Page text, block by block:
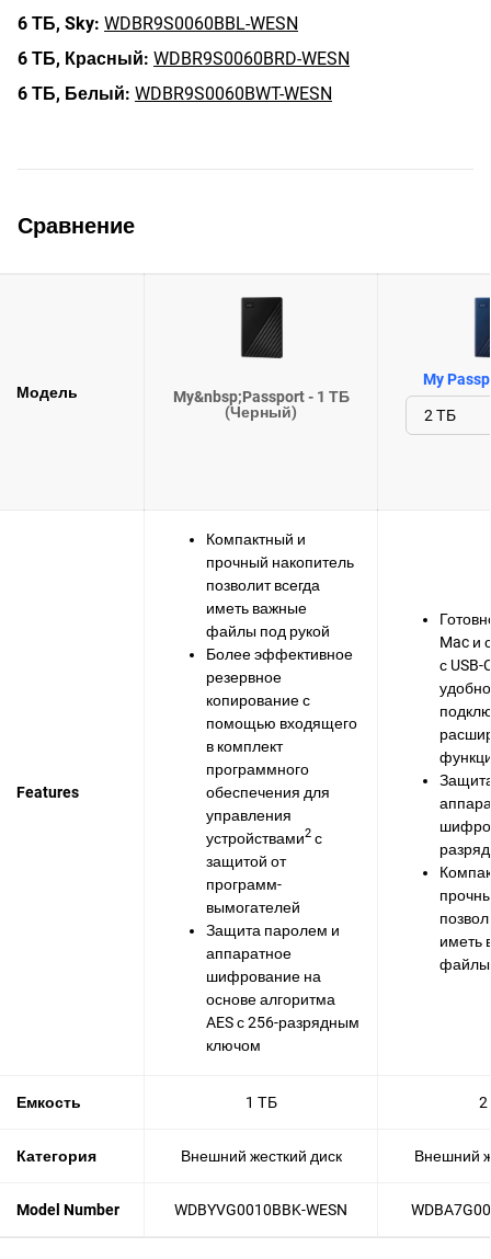
6 ТБ, Sky: WDBR9S0060BBL-WESN
6 ТБ, Красный: WDBR9S0060BRD-WESN
6 ТБ, Белый: WDBR9S0060BWT-WESN
Сравнение
Модель
My&nbsp;Passport - 1 ТБ
(Черный)
My
Features
Компактный и
прочный накопитель
позволит всегда
иметь важные
файлы под рукой
Более эффективное
резервное
копирование с
помощью входящего
в комплект
программного
обеспечения для
управления
устройствами2 с
защитой от
программ-
вымогателей
Защита паролем и
аппаратное
шифрование на
основе алгоритма
AES с 256-разрядным
ключом
Mac и
с
иметь
файлы
Емкость 1 ТБ 2
Категория Внешний жесткий диск Внешний
Model Number WDBYVG0010BBK-WESN